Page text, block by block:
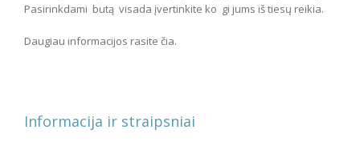
Pasirinkdami butą visada įvertinkite ko gi jums iš tiesų reikia.
Daugiau informacijos rasite čia.
Informacija ir straipsniai